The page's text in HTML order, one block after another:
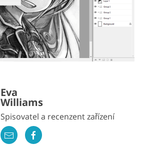
Eva
Williams
Spisovatel a recenzent zařízení